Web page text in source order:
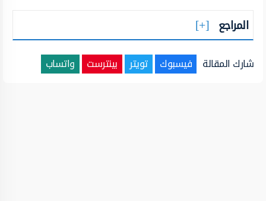
المراجع
شارك المقالة فيسبوك تويتر بينترست واتساب